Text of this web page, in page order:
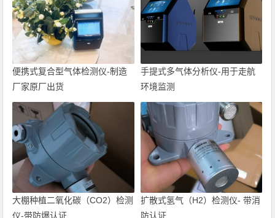
便携式复合型气体检测仪-制造
厂家原厂出货
手提式多气体分析仪-用于走航
环境监测
大棚种植二氧化碳（CO2）检测
仪-带防爆认证
扩散式氢气（H2）检测仪- 带消
防认证